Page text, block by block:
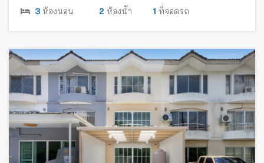
3 ห้องนอน 2 ห้องน้ำ 1 ที่จอดรถ